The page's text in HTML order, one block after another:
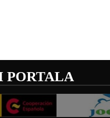
PORTALA